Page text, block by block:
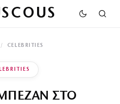
CELEBRITIES
ΣΤΟ